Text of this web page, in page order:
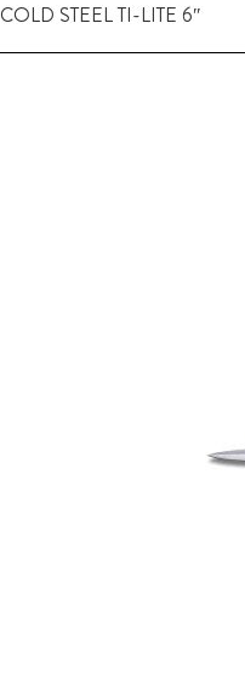
COLD STEEL TI-LITE 6″